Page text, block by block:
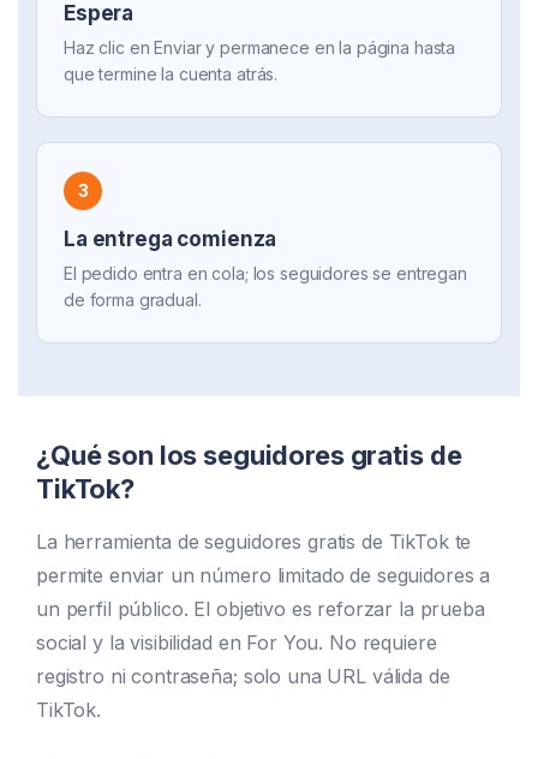
Espera
Haz clic en Enviar y permanece en la página hasta
que termine la cuenta atrás.
3
La entrega comienza
El pedido entra en cola; los seguidores se entregan
de forma gradual.
¿Qué son los seguidores gratis de
TikTok?
La herramienta de seguidores gratis de TikTok te
permite enviar un número limitado de seguidores a
un perfil público. El objetivo es reforzar la prueba
social y la visibilidad en For You. No requiere
registro ni contraseña; solo una URL válida de
TikTok.